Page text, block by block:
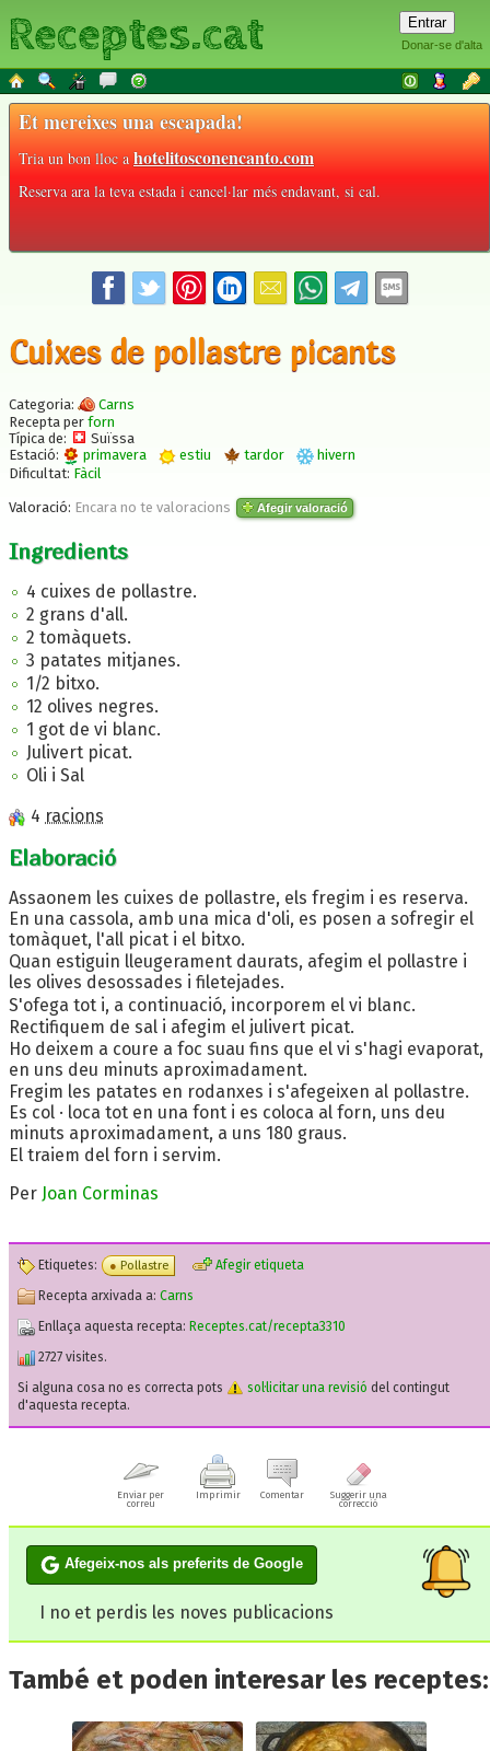
Donar-se d'alta
Receptes.cat
Et mereixes una escapada!
Tria un bon lloc ahotelitosconencanto.com
Reserva ara la teva estada i cancel·lar més endavant, si cal.
Cuixes de pollastre picants
Categoria:
Carns
Recepta per forn
Típica de:
Suïssa
Estació:
primavera estiu tardor
hivern
Dificultat: Fàcil
Valoració: Encara no te valoracions Afegir valoració
Ingredients
4 cuixes de pollastre.
2 grans d'all.
2 tomàquets.
3 patates mitjanes.
1/2 bitxo.
12 olives negres.
1 got de vi blanc.
Julivert picat.
Oli i Sal
4 racions
Elaboració
Assaonem les cuixes de pollastre, els fregim i es reserva.
En una cassola, amb una mica d'oli, es posen a sofregir el
tomàquet, l'all picat i el bitxo.
Quan estiguin lleugerament daurats, afegim el pollastre i
les olives desossades i filetejades.
S'ofega tot i, a continuació, incorporem el vi blanc.
Rectifiquem de sal i afegim el julivert picat.
Ho deixem a coure a foc suau fins que el vi s'hagi evaporat,
en uns deu minuts aproximadament.
Fregim les patates en rodanxes i s'afegeixen al pollastre.
Es col · loca tot en una font i es coloca al forn, uns deu
minuts aproximadament, a uns 180 graus.
El traiem del forn i servim.
Per Joan Corminas
Etiquetes: Pollastre
Afegir etiqueta
Recepta arxivada a: Carns
Enllaça aquesta recepta: Receptes.cat/recepta3310
2727 visites.
Si alguna cosa no es correcta pots
sol·licitar una revisió del contingut
d'aquesta recepta.
Enviar per
correu
Imprimir Comentar
Suggerir una
correcció
Afegeix-nos als preferits de Google
I no et perdis les noves publicacions
També et poden interesar les receptes: